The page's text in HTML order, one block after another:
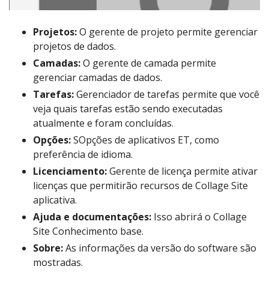
Projetos:O gerente de projeto permite gerenciar
projetos de dados.
Camadas:O gerente de camada permite
gerenciar camadas de dados.
Tarefas:Gerenciador de tarefas permite que você
veja quais tarefas estão sendo executadas
atualmente e foram concluídas.
Opções:SOpções de aplicativos ET, como
preferência de idioma.
Licenciamento:Gerente de licença permite ativar
licenças que permitirão recursos de Collage Site
aplicativa.
Ajuda e documentações: Isso abrirá o Collage
Site Conhecimento base.
Sobre:As informações da versão do software são
mostradas.